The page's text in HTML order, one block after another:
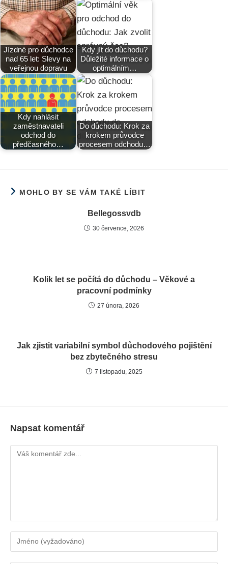
Jízdné pro důchodce
nad 65 let: Slevy na
veřejnou dopravu
Kdy jít do důchodu?
Důležité informace o
optimálním…
Kdy nahlásit
zaměstnavateli
odchod do
předčasného…
Do důchodu: Krok za
krokem průvodce
procesem odchodu…
MOHLO BY SE VÁM TAKÉ LÍBIT
Bellegossvdb
30 července, 2026
Kolik let se počítá do důchodu – Věkové a
pracovní podmínky
27 února, 2026
Jak zjistit variabilní symbol důchodového pojištění
bez zbytečného stresu
7 listopadu, 2025
Napsat komentář